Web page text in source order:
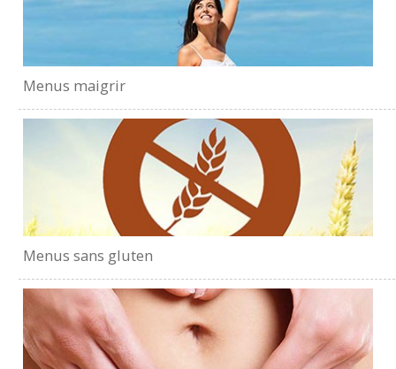
Menus maigrir
Menus sans gluten